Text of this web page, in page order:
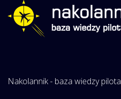
Nakolannik - baza wiedzy pilota